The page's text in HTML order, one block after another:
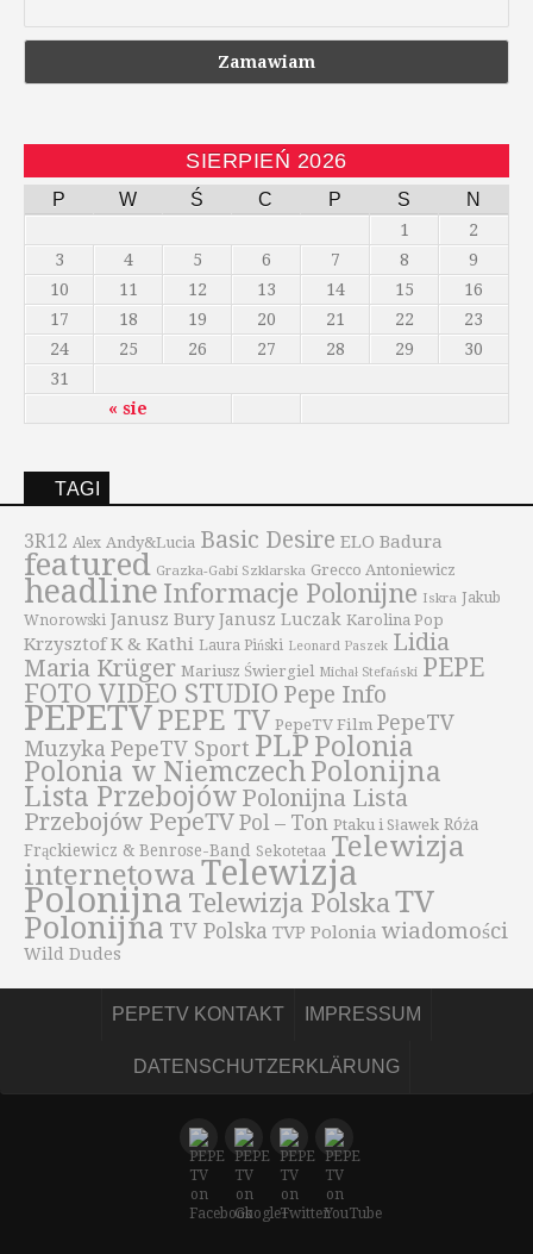
SIERPIEŃ 2026
P W Ś C P S N
« sie
1
2
3
4 5 6 7 8
9
10
11 12 13 14 15
16
17
18 19 20 21 22
23
24
25 26 27 28 29
30
31
TAGI
3R12 Alex Andy&Lucia Basic Desire ELO Badura
featured Grazka-Gabi Szklarska Grecco Antoniewicz
headline Informacje Polonijne Iskra Jakub
Wnorowski Janusz Bury Janusz Luczak Karolina Pop
Krzysztof K & Kathi Laura Piński Leonard Paszek Lidia
Maria Krüger Mariusz Świergiel Michał Stefański PEPE
FOTO VIDEO STUDIO Pepe Info
PEPETVPEPE TV PepeTV Film PepeTV
Muzyka PepeTV Sport PLP Polonia
Polonia w Niemczech Polonijna
Lista Przebojów Polonijna Lista
Przebojów PepeTV Pol – Ton Ptaku i Sławek Róża
Frąckiewicz & Benrose-Band Sekotetaa Telewizja
internetowaTelewizja
Polonijna Telewizja PolskaTV
Polonijna TV Polska TVP Polonia wiadomości
Wild Dudes
PEPETV KONTAKT IMPRESSUM
DATENSCHUTZERKLÄRUNG